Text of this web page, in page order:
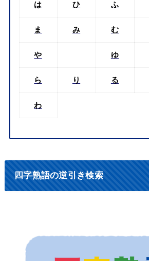
は ひ ふ
ま み む
や ゆ
ら り る
わ
四字熟語の逆引き検索